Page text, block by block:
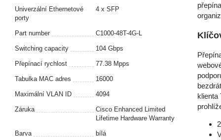
Univerzální Ethernetové
porty
4 x SFP
Part number C1000-48T-4G-L
Switching capacity 104 Gbps
Přepínací rychlost 77.38 Mpps
Tabulka MAC adres 16000
Maximální VLAN ID 4094
Záruka
Cisco Enhanced Limited
Lifetime Hardware Warranty
Barva bílá
klienta